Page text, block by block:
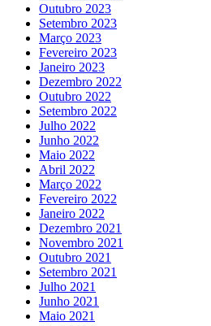
Outubro 2023
Setembro 2023
Março 2023
Fevereiro 2023
Janeiro 2023
Dezembro 2022
Outubro 2022
Setembro 2022
Julho 2022
Junho 2022
Maio 2022
Abril 2022
Março 2022
Fevereiro 2022
Janeiro 2022
Dezembro 2021
Novembro 2021
Outubro 2021
Setembro 2021
Julho 2021
Junho 2021
Maio 2021